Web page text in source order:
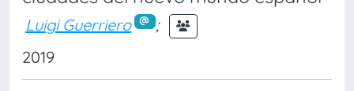
Luigi Guerriero
;
2019